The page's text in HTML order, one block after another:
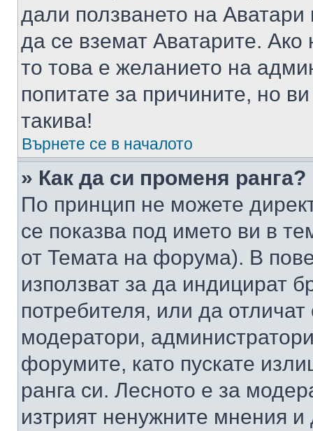
дали ползването на
да се вземат Аватарите.
то това е желанието на
попитате за причините, но
такива!
Върнете се в началото
» Как да си променя ранга?
По принцип не можете
се показва под името ви в
от Темата на форума). В
използват за да индицират
потребителя, или да
модератори,
форумите, като пускате
ранга си. Лесното е за
изтрият ненужните мнения